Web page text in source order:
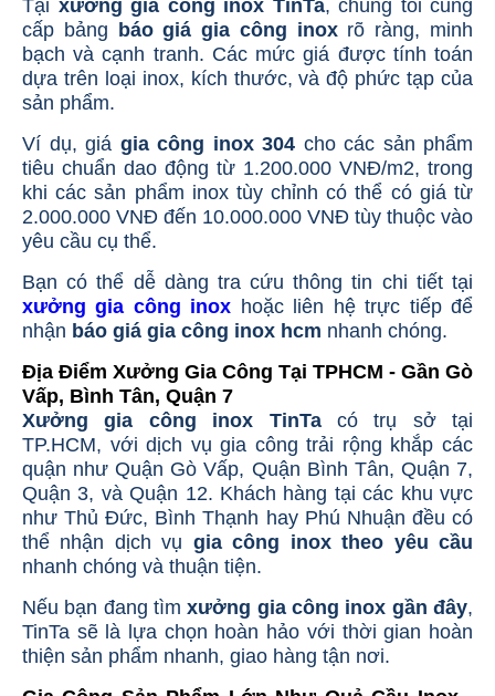
Tại xưởng gia công inox TinTa, chúng tôi cung
cấp bảng
báo giá gia công inoxrõ ràng, minh
bạch và cạnh tranh. Các mức giá được tính toán
dựa trên loại inox, kích thước, và độ phức tạp của
sản phẩm.
Ví dụ, giá gia công inox 304 cho các sản phẩm
tiêu chuẩn dao động từ 1.200.000 VNĐ/m2, trong
khi các sản phẩm inox tùy chỉnh có thể có giá từ
2.000.000 VNĐ đến 10.000.000 VNĐ tùy thuộc vào
yêu cầu cụ thể.
Bạn có thể dễ dàng tra cứu thông tin chi tiết tại
xưởng gia công inox hoặc liên hệ trực tiếp để
nhận báo giá gia công inox hcm nhanh chóng.
Địa Điểm Xưởng Gia Công Tại TPHCM - Gần Gò
Vấp, Bình Tân, Quận 7
Xưởng gia công inox TinTacó trụ sở tại
TP.HCM, với dịch vụ gia công trải rộng khắp các
quận như Quận Gò Vấp, Quận Bình Tân, Quận 7,
Quận 3, và Quận 12. Khách hàng tại các khu vực
như Thủ Đức, Bình Thạnh hay Phú Nhuận đều có
thể nhận dịch vụ gia công inox theo yêu cầu
nhanh chóng và thuận tiện.
Nếu bạn đang tìmxưởng gia công inox gần đây,
TinTa sẽ là lựa chọn hoàn hảo với thời gian hoàn
thiện sản phẩm nhanh, giao hàng tận nơi.